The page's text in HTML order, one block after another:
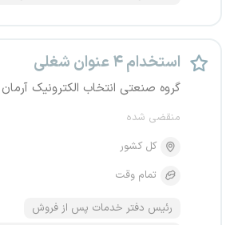
استخدام ۴ عنوان شغلی
گروه صنعتی انتخاب الکترونیک آرمان
منقضی شده
کل کشور
تمام وقت
رئیس دفتر خدمات پس از فروش